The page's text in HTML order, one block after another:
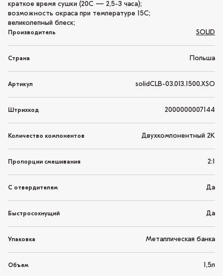
краткое время сушки (20С — 2,5-3 часа);
возможность окраса при температуре 15С;
великолепный блеск;
Производитель SOLID
Страна Польша
Артикул solidCLB-03.013.1500.XSO
Штрихкод 2000000007144
Количество компонентов Двухкомпонентный 2K
Пропорции смешивания 2:1
С отвердителем Да
Быстросохнущий Да
Упаковка Металлическая банка
Объем 1,5л